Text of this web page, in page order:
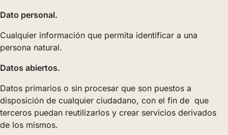
Dato personal.
Cualquier información que permita identificar a una
persona natural.
Datos abiertos.
Datos primarios o sin procesar que son puestos a
disposición de cualquier ciudadano, con el fin de que
terceros puedan reutilizarlos y crear servicios derivados
de los mismos.